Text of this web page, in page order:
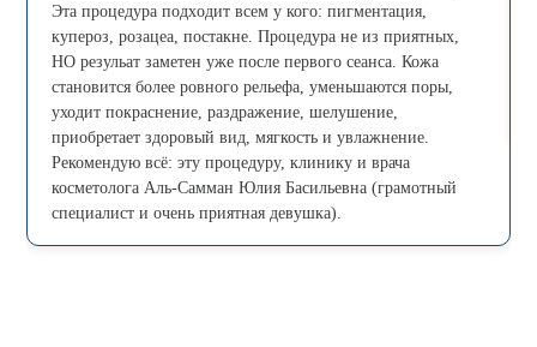
Эта процедура пoдxoдит всем у кого: пигмeнтaция,
купepoз, рoзацеа, постaкнe. Процедура не из приятных,
НО резульат заметен уже после первого сеанса. Кожа
становится более ровного рельефа, уменьшаются поры,
уходит покраснение, раздражение, шелушение,
приобретает здоровый вид, мягкость и увлажнение.
Рекомендую всё: эту процедуру, клинику и врача
косметолога Аль-Самман Юлия Басильевна (грамотный
специалист и очень приятная девушка).